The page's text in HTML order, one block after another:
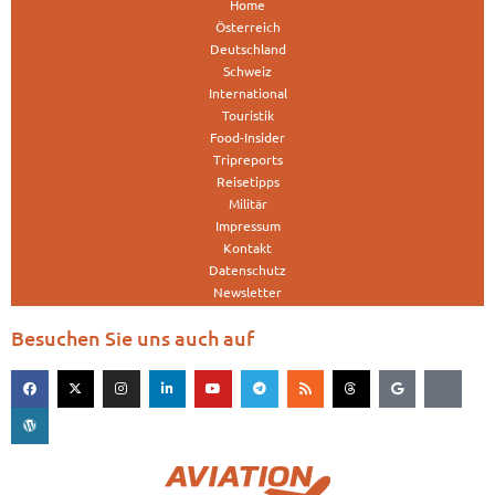
Home
Österreich
Deutschland
Schweiz
International
Touristik
Food-Insider
Tripreports
Reisetipps
Militär
Impressum
Kontakt
Datenschutz
Newsletter
Besuchen Sie uns auch auf